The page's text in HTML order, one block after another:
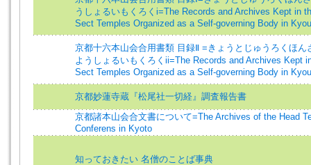
うしょるいもくろくi=The Records and Archives Kept in
Sect Temples Organized as a Self-governing Body in
京都十六本山会合用書類 目録Ⅱ =きょうとじゅうろくほん
ようしょるいもくろくii=The Records and Archives Kept
Sect Temples Organized as a Self-governing Body in
京都妙蓮寺蔵『松尾社一切経』調査報告書
京都諸本山会合文書について=The Archives of the Head
Conferens in Kyoto
知っておきたい 名僧のことば事典